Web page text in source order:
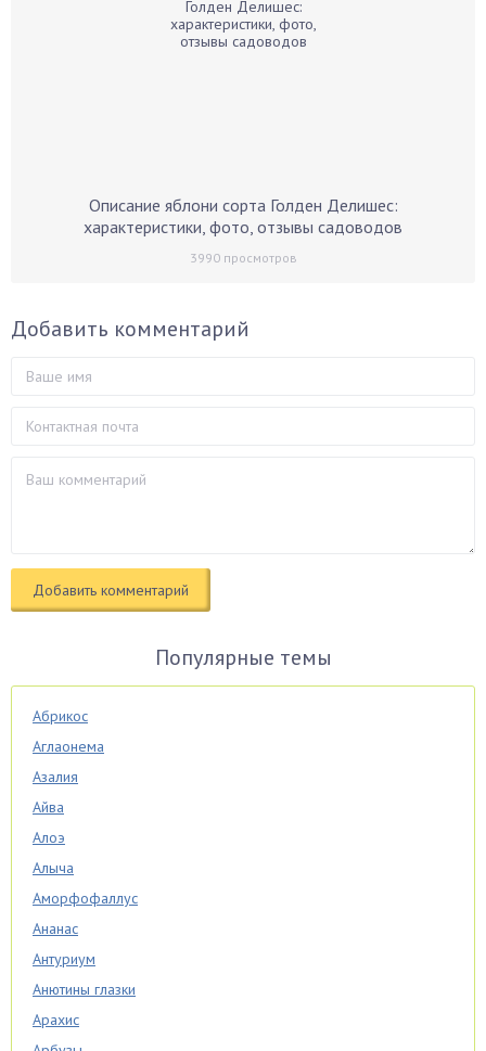
Описание яблони сорта Голден Делишес:
характеристики, фото, отзывы садоводов
3990просмотров
Добавить комментарий
Популярные темы
Абрикос
Аглаонема
Азалия
Айва
Алоэ
Алыча
Аморфофаллус
Ананас
Антуриум
Анютины глазки
Арахис